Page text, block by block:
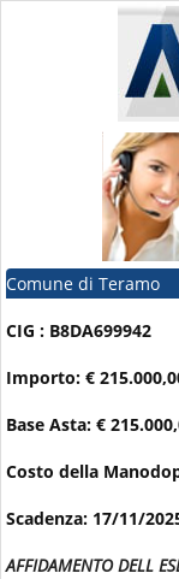
Comune di Teramo
CIG : B8DA699942
Importo: €
Base Asta: €
Costo della
Scadenza: 17/11/
AFFIDAMENTO DELL